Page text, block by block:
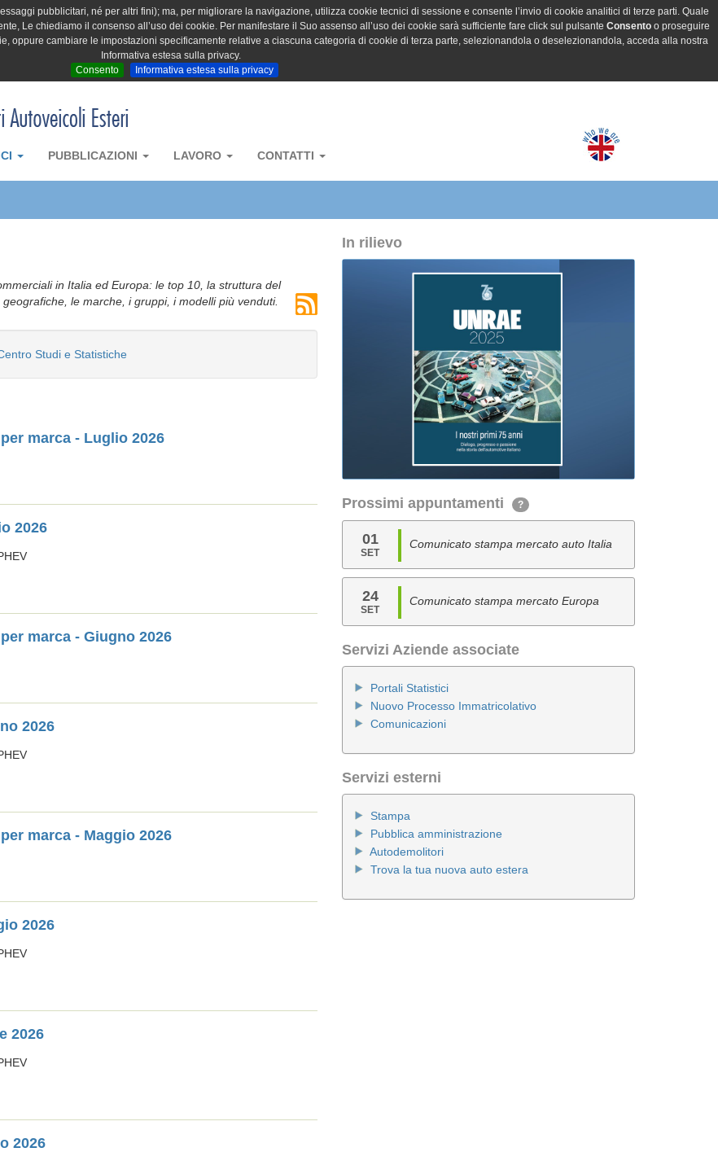
pubblicitari, né per altri fini); ma, per migliorare la navigazione, utilizza cookie tecnici di sessione e consente l’invio di cookie analitici di terze parti. Quale
Le chiediamo il consenso all’uso dei cookie. Per manifestare il Suo assenso all’uso dei cookie sarà sufficiente fare click sul pulsante Consentoo proseguire
oppure cambiare le impostazioni specificamente relative a ciascuna categoria di cookie di terza parte, selezionandola o deselezionandola, acceda alla nostra
Informativa estesa sulla privacy.
Consento
Informativa estesa sulla privacy
PUBBLICAZIONI LAVORO CONTATTI
in Italia ed Europa: le top 10, la struttura del
le marche, i gruppi, i modelli più venduti.
Studi e Statistiche
marca - Luglio 2026
2026
marca - Giugno 2026
2026
marca - Maggio 2026
2026
2026
2026
In rilievo
Prossimi appuntamenti ?
01
SET
Comunicato stampa mercato auto Italia
24
SET
Comunicato stampa mercato Europa
Servizi Aziende associate
Portali Statistici
Nuovo Processo Immatricolativo
Comunicazioni
Servizi esterni
Stampa
Pubblica amministrazione
Autodemolitori
Trova la tua nuova auto estera